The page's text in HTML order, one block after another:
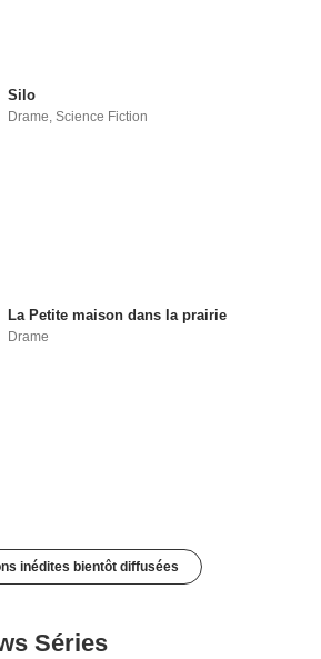
Silo
Drame ,Science Fiction
La Petite maison dans la prairie
Drame
inédites bientôt diffusées
Séries